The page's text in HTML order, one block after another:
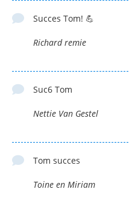
Succes Tom! 💪
Richard remie
Suc6 Tom
Nettie Van Gestel
Tom succes
Toine en Miriam